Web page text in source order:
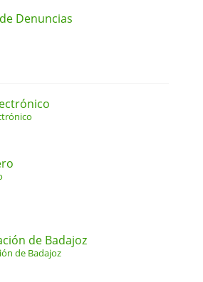
Denuncias
de Badajoz
de Badajoz